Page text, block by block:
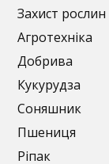
Захист рослин
Агротехніка
Добрива
Кукурудза
Соняшник
Пшениця
Ріпак